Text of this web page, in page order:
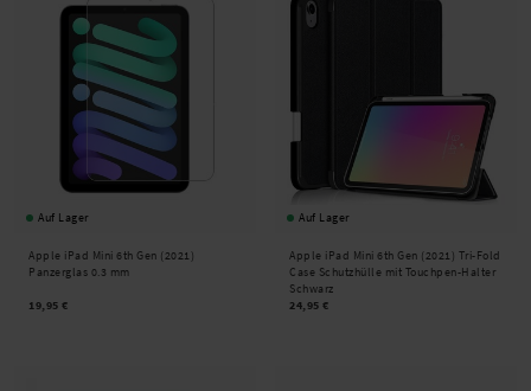
Auf Lager
Apple iPad Mini 6th Gen (2021)
Panzerglas 0.3 mm
19,95 €
Auf Lager
Apple iPad Mini 6th Gen (2021) Tri-Fold
Case Schutzhülle mit Touchpen-Halter
Schwarz
24,95 €